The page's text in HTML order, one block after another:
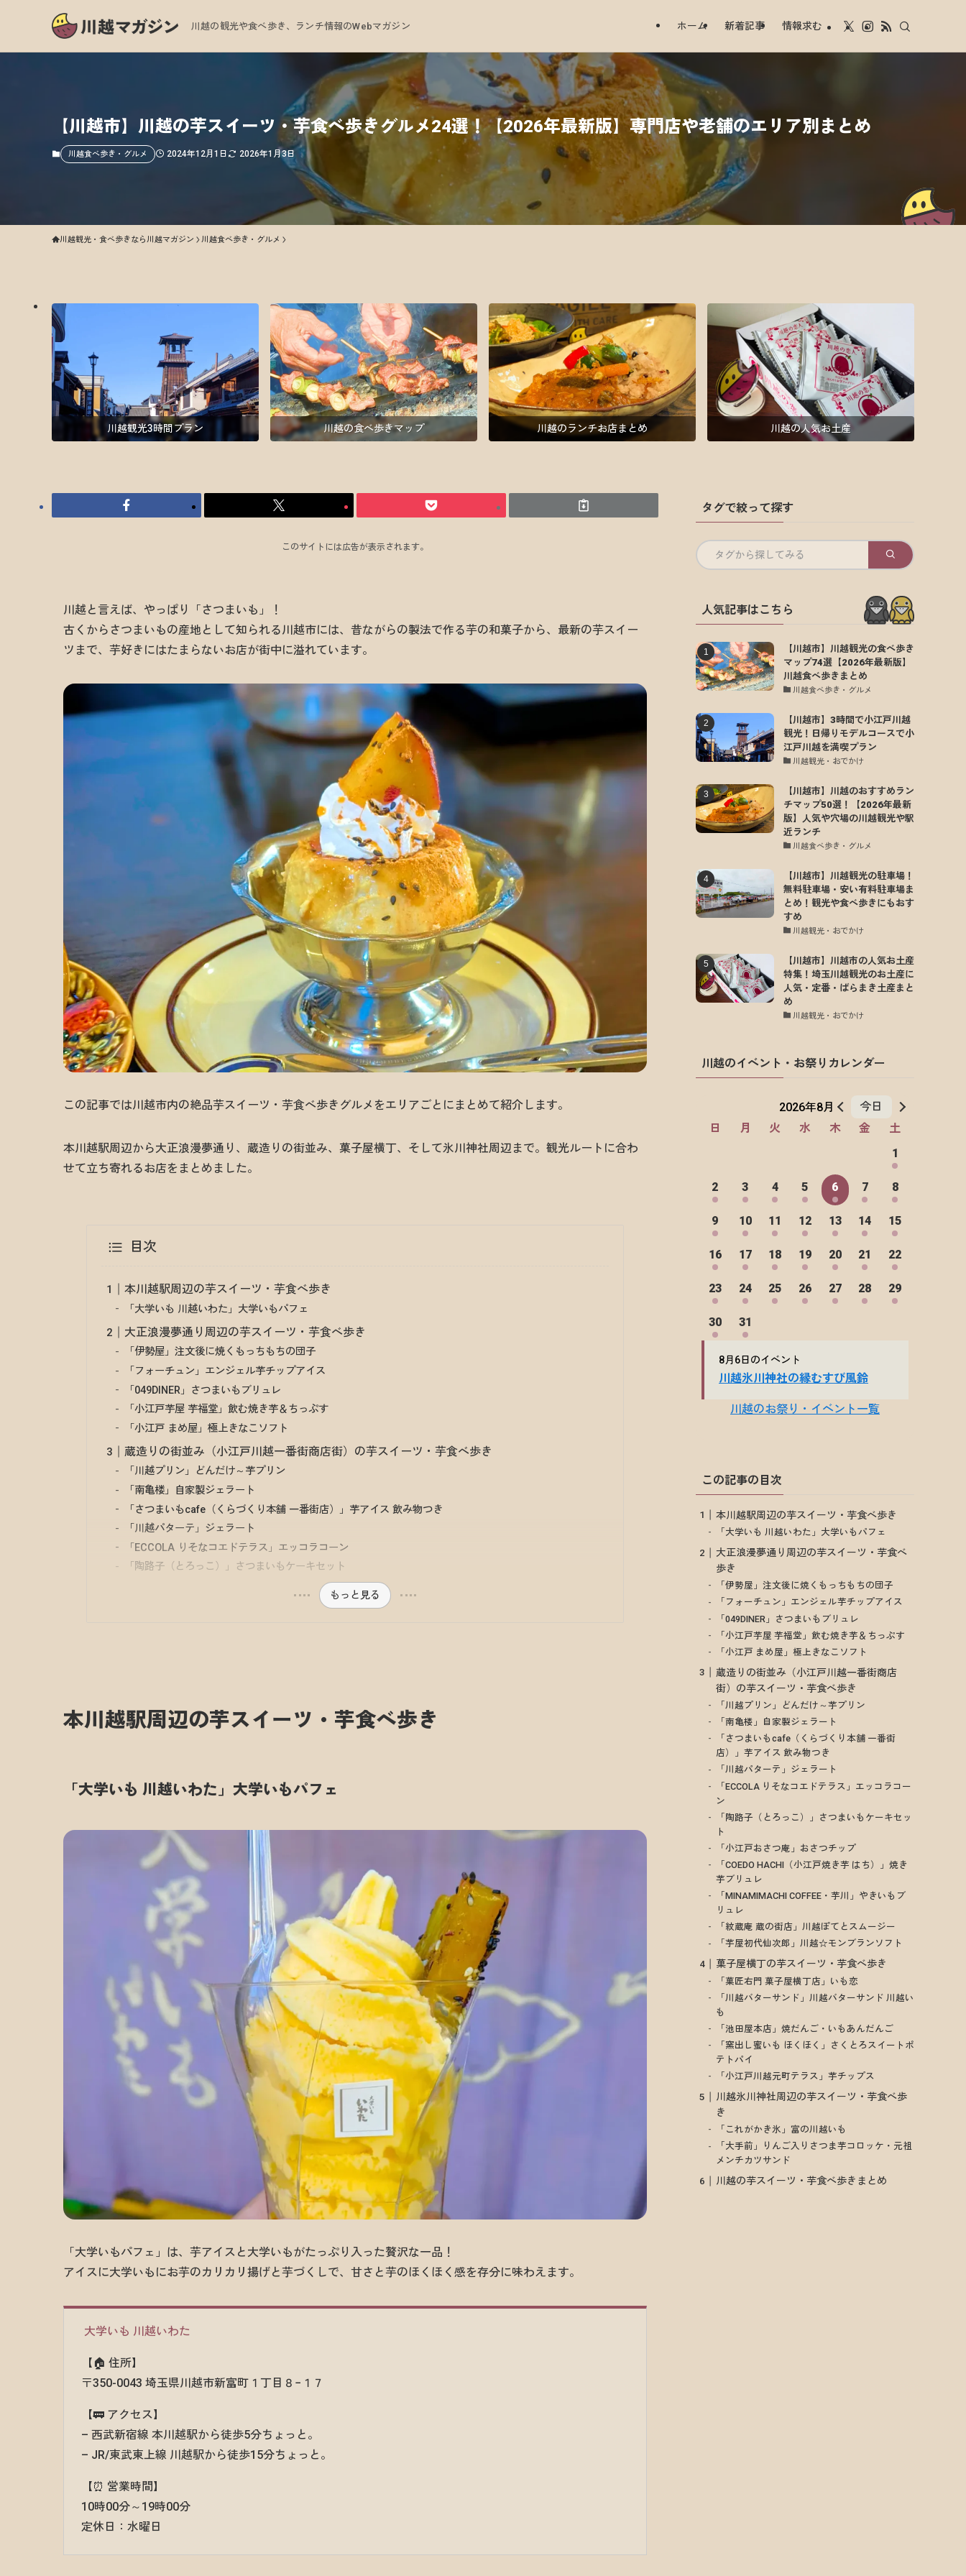
川越の観光や食べ歩き、ランチ情報のWebマガジン ホーム 新着記事 情報求む
【川越市】川越の芋スイーツ・芋食べ歩きグルメ24選！【2026年最新版】専門店や老舗のエリア別まとめ
川越食べ歩き・グルメ 2024年12月1日 2026年1月3日
川越観光・食べ歩きなら川越マガジン 川越食べ歩き・グルメ
川越観光3時間プラン 川越の食べ歩きマップ 川越のランチお店まとめ 川越の人気お土産
このサイトには広告が表示されます。
川越と言えば、やっぱり「さつまいも」！
古くからさつまいもの産地として知られる川越市には、昔ながらの製法で作る芋の和菓子から、最新の芋スイー
ツまで、芋好きにはたまらないお店が街中に溢れています。
この記事では川越市内の絶品芋スイーツ・芋食べ歩きグルメをエリアごとにまとめて紹介します。
本川越駅周辺から大正浪漫夢通り、蔵造りの街並み、菓子屋横丁、そして氷川神社周辺まで。観光ルートに合わ
せて立ち寄れるお店をまとめました。
目次
本川越駅周辺の芋スイーツ・芋食べ歩き
「大学いも 川越いわた」大学いもパフェ
大正浪漫夢通り周辺の芋スイーツ・芋食べ歩き
「伊勢屋」注文後に焼くもっちもちの団子
「フォーチュン」エンジェル芋チップアイス
「049DINER」さつまいもブリュレ
「小江戸芋屋 芋福堂」飲む焼き芋＆ちっぷす
「小江戸 まめ屋」極上きなこソフト
蔵造りの街並み（小江戸川越一番街商店街）の芋スイーツ・芋食べ歩き
「川越プリン」どんだけ～芋プリン
「南亀楼」自家製ジェラート
「さつまいもcafe（くらづくり本舗 一番街店）」芋アイス 飲み物つき
「川越パターテ」ジェラート
「ECCOLA りそなコエドテラス」エッコラコーン
「陶路子（とろっこ）」さつまいもケーキセット
もっと見る
本川越駅周辺の芋スイーツ・芋食べ歩き
「大学いも 川越いわた」大学いもパフェ
「大学いもパフェ」は、芋アイスと大学いもがたっぷり入った贅沢な一品！
アイスに大学いもにお芋のカリカリ揚げと芋づくしで、甘さと芋のほくほく感を存分に味わえます。
大学いも 川越いわた
【🏠 住所】
〒350-0043 埼玉県川越市新富町１丁目８−１７
【🚃 アクセス】
– 西武新宿線 本川越駅から徒歩5分ちょっと。
– JR/東武東上線 川越駅から徒歩15分ちょっと。
【⏰ 営業時間】
10時00分～19時00分
定休日：水曜日
タグで絞って探す
タグから探してみる
人気記事はこちら
【川越市】川越観光の食べ歩き
マップ74選【2026年最新版】
川越食べ歩きまとめ
川越食べ歩き・グルメ
【川越市】3時間で小江戸川越
観光！日帰りモデルコースで小
江戸川越を満喫プラン
川越観光・おでかけ
【川越市】川越のおすすめラン
チマップ50選！【2026年最新
版】人気や穴場の川越観光や駅
近ランチ
川越食べ歩き・グルメ
【川越市】川越観光の駐車場！
無料駐車場・安い有料駐車場ま
とめ！観光や食べ歩きにもおす
すめ
川越観光・おでかけ
【川越市】川越市の人気お土産
特集！埼玉川越観光のお土産に
人気・定番・ばらまき土産まと
め
川越観光・おでかけ
川越のイベント・お祭りカレンダー
この記事の目次
本川越駅周辺の芋スイーツ・芋食べ歩き
「大学いも 川越いわた」大学いもパフェ
大正浪漫夢通り周辺の芋スイーツ・芋食べ
歩き
「伊勢屋」注文後に焼くもっちもちの団子
「フォーチュン」エンジェル芋チップアイス
「049DINER」さつまいもブリュレ
「小江戸芋屋 芋福堂」飲む焼き芋＆ちっぷす
「小江戸 まめ屋」極上きなこソフト
蔵造りの街並み（小江戸川越一番街商店
街）の芋スイーツ・芋食べ歩き
「川越プリン」どんだけ～芋プリン
「南亀楼」自家製ジェラート
「さつまいもcafe（くらづくり本舗 一番街
店）」芋アイス 飲み物つき
「川越パターテ」ジェラート
「ECCOLA りそなコエドテラス」エッコラコー
ン
「陶路子（とろっこ）」さつまいもケーキセッ
ト
「小江戸おさつ庵」おさつチップ
「COEDO HACHI（小江戸焼き芋 はち）」焼き
芋ブリュレ
「MINAMIMACHI COFFEE・芋川」やきいもブ
リュレ
「紋蔵庵 蔵の街店」川越ぽてとスムージー
「芋屋初代仙次郎」川越☆モンブランソフト
菓子屋横丁の芋スイーツ・芋食べ歩き
「菓匠右門 菓子屋横丁店」いも恋
「川越バターサンド」川越バターサンド 川越い
も
「池田屋本店」焼だんご・いもあんだんご
「窯出し蜜いも ほくほく」さくとろスイートポ
テトパイ
「小江戸川越元町テラス」芋チップス
川越氷川神社周辺の芋スイーツ・芋食べ歩
き
「これがかき氷」富の川越いも
「大手前」りんご入りさつま芋コロッケ・元祖
メンチカツサンド
川越の芋スイーツ・芋食べ歩きまとめ